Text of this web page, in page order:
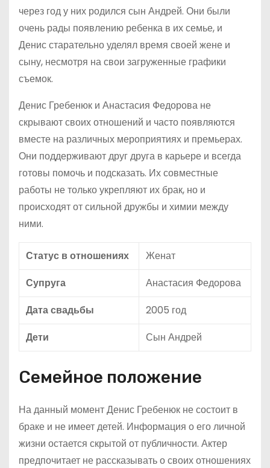
через год у них родился сын Андрей. Они были
очень рады появлению ребенка в их семье, и
Денис старательно уделял время своей жене и
сыну, несмотря на свои загруженные графики
съемок.
Денис Гребенюк и Анастасия Федорова не
скрывают своих отношений и часто появляются
вместе на различных мероприятиях и премьерах.
Они поддерживают друг друга в карьере и всегда
готовы помочь и подсказать. Их совместные
работы не только укрепляют их брак, но и
происходят от сильной дружбы и химии между
ними.
Статус в отношениях
Женат
Супруга
Анастасия Федорова
Дата свадьбы
2005 год
Дети
Сын Андрей
Семейное положение
На данный момент Денис Гребенюк не состоит в
браке и не имеет детей. Информация о его личной
жизни остается скрытой от публичности. Актер
предпочитает не рассказывать о своих отношениях